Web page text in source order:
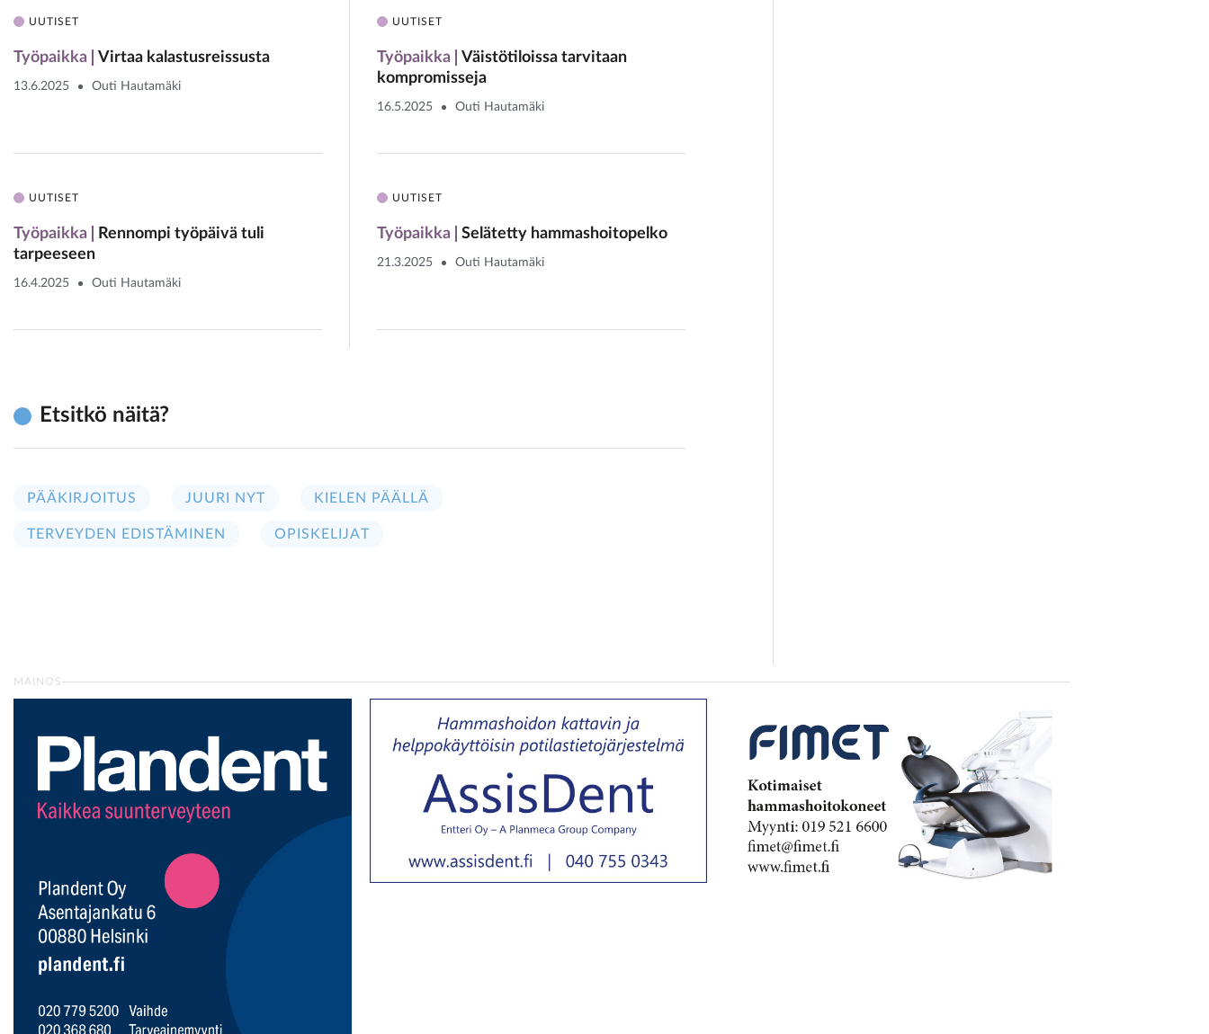
UUTISET
Työpaikka Virtaa kalastusreissusta
13.6.2025 Outi Hautamäki
UUTISET
Työpaikka
Väistötiloissa tarvitaan
kompromisseja
16.5.2025 Outi Hautamäki
UUTISET
Työpaikka
Rennompi työpäivä tuli
tarpeeseen
16.4.2025 Outi Hautamäki
UUTISET
Työpaikka Selätetty hammashoitopelko
21.3.2025 Outi Hautamäki
Etsitkö näitä?
PÄÄKIRJOITUS JUURI NYT KIELEN PÄÄLLÄ
TERVEYDEN EDISTÄMINEN OPISKELIJAT
MAINOS